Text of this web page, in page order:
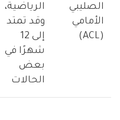
الصليبي
الأمامي
(ACL)
الرياضية،
وقد تمتد
إلى 12
شهرًا في
بعض
الحالات